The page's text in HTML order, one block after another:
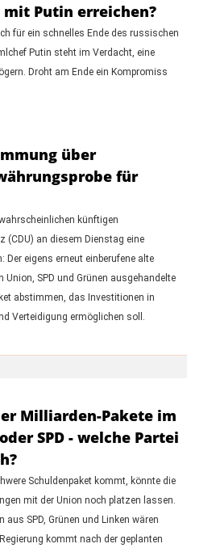
Putin erreichen?
für ein schnelles Ende des russischen
Putin steht im Verdacht, eine
Droht am Ende ein Kompromiss
über
für
künftigen
(CDU) an diesem Dienstag eine
Der eigens erneut einberufene alte
Union, SPD und Grünen ausgehandelte
abstimmen, das Investitionen in
Verteidigung ermöglichen soll.
Milliarden-Pakete im
SPD - welche Partei
Schuldenpaket kommt, könnte die
mit der Union noch platzen lassen.
aus SPD, Grünen und Linken wären
kommt nach der geplanten